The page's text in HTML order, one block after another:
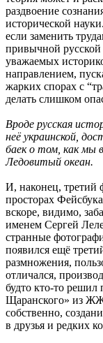
раздвоение
исторической
если заменить
привычной русской
уважаемых
направлением,
жарких спорах с
делать слишком
Вроде русская
неё украинской,
баек о том, как мы
Ледовитый океан.
И, наконец, третий
просторах
вскоре, видимо,
именем Сергей
странные
появился ещё
размножения,
отличался,
будто кто-то решил
Щаранского» из
собственно,
в друзья и редких